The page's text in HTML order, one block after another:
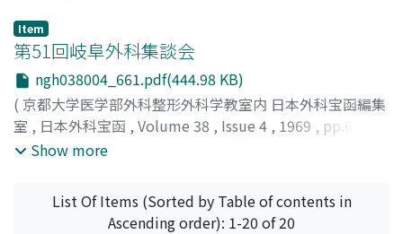
Item
第51回岐阜外科集談会
ngh038004_661.pdf(444.98 KB)
( 京都大学医学部外科整形外科学教室内 日本外科宝函編集
室 , 日本外科宝函 , Volume 38 , Issue 4 , 1969 , pp.661-
663)
Show more
List Of Items (Sorted by Table of contents in
Ascending order): 1-20 of 20